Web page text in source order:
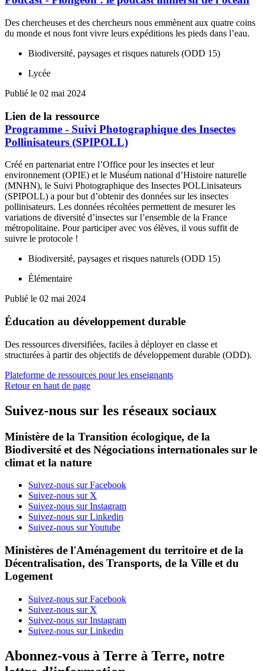
Des chercheuses et des chercheurs nous emmènent aux quatre coins
du monde et nous font vivre leurs expéditions les pieds dans l’eau.
Biodiversité, paysages et risques naturels (ODD 15)
Lycée
Publié le 02 mai 2024
Lien de la ressource
Programme - Suivi Photographique des Insectes
Pollinisateurs (SPIPOLL)
Créé en partenariat entre l’Office pour les insectes et leur
environnement (OPIE) et le Muséum national d’Histoire naturelle
(MNHN), le Suivi Photographique des Insectes POLLinisateurs
(SPIPOLL) a pour but d’obtenir des données sur les insectes
pollinisateurs. Les données récoltées permettent de mesurer les
variations de diversité d’insectes sur l’ensemble de la France
métropolitaine. Pour participer avec vos élèves, il vous suffit de
suivre le protocole !
Biodiversité, paysages et risques naturels (ODD 15)
Élémentaire
Publié le 02 mai 2024
Éducation au développement durable
Des ressources diversifiées, faciles à déployer en classe et
structurées à partir des objectifs de développement durable (ODD).
Plateforme de ressources pour les enseignants
Retour en haut de page
Suivez-nous sur les réseaux sociaux
Ministère de la Transition écologique, de la
Biodiversité et des Négociations internationales sur le
climat et la nature
Suivez-nous sur Facebook
Suivez-nous sur X
Suivez-nous sur Instagram
Suivez-nous sur Linkedin
Suivez-nous sur Youtube
Ministères de l'Aménagement du territoire et de la
Décentralisation, des Transports, de la Ville et du
Logement
Suivez-nous sur Facebook
Suivez-nous sur X
Suivez-nous sur Instagram
Suivez-nous sur Linkedin
Abonnez-vous à Terre à Terre, notre